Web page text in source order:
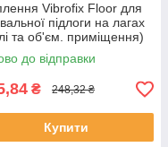
Vibrofix Floor для
підлоги на лагах
та об'єм. приміщення)
до відправки
₴ 248,32 ₴
Купити